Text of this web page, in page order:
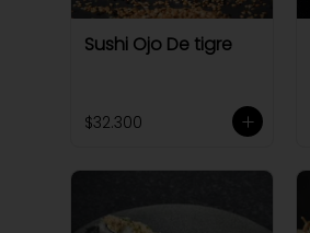
Sushi Ojo De tigre
$32.300